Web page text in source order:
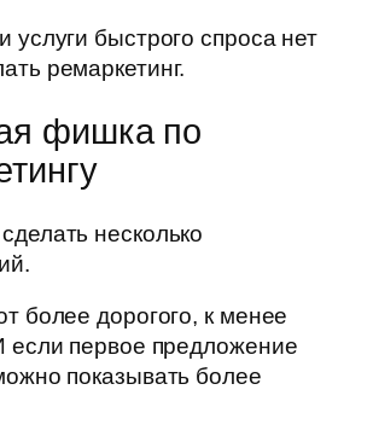
услуги быстрого спроса нет
ремаркетинг.
фишка по
несколько
более дорогого, к менее
если первое предложение
показывать более